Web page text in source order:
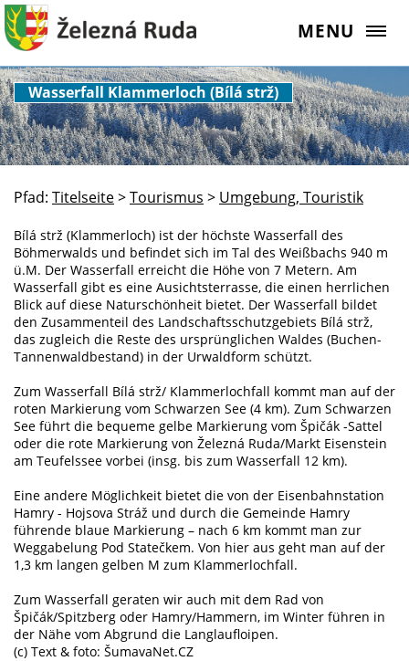
MENU
Wasserfall Klammerloch (Bílá strž)
Pfad: Titelseite>Tourismus > Umgebung, Touristik
Bílá strž (Klammerloch) ist der höchste Wasserfall des
Böhmerwalds und befindet sich im Tal des Weißbachs 940 m
ü.M. Der Wasserfall erreicht die Höhe von 7 Metern. Am
Wasserfall gibt es eine Ausichtsterrasse, die einen herrlichen
Blick auf diese Naturschönheit bietet. Der Wasserfall bildet
den Zusammenteil des Landschaftsschutzgebiets Bílá strž,
das zugleich die Reste des ursprünglichen Waldes (Buchen-
Tannenwaldbestand) in der Urwaldform schützt.
Zum Wasserfall Bílá strž/ Klammerlochfall kommt man auf der
roten Markierung vom Schwarzen See (4 km). Zum Schwarzen
See führt die bequeme gelbe Markierung vom Špičák -Sattel
oder die rote Markierung von Železná Ruda/Markt Eisenstein
am Teufelssee vorbei (insg. bis zum Wasserfall 12 km).
Eine andere Möglichkeit bietet die von der Eisenbahnstation
Hamry - Hojsova Stráž und durch die Gemeinde Hamry
führende blaue Markierung – nach 6 km kommt man zur
Weggabelung Pod Statečkem. Von hier aus geht man auf der
1,3 km langen gelben M zum Klammerlochfall.
Zum Wasserfall geraten wir auch mit dem Rad von
Špičák/Spitzberg oder Hamry/Hammern, im Winter führen in
der Nähe vom Abgrund die Langlaufloipen.
(c) Text & foto: ŠumavaNet.CZ